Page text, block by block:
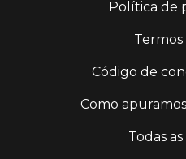
Política de
Código de
Como
Todas